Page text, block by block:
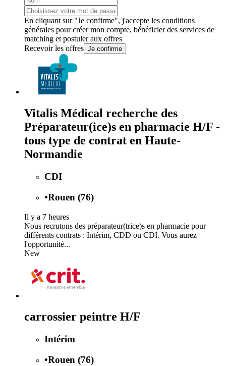
En cliquant sur "Je confirme", j'accepte les conditions
générales pour créer mon compte, bénéficier des services de
matching et postuler aux offres
Recevoir les offres Je confirme
Vitalis Médical recherche des
Préparateur(ice)s en pharmacie H/F -
tous type de contrat en Haute-
Normandie
CDI
•Rouen (76)
Il y a 7 heures
Nous recrutons des préparateur(trice)s en pharmacie pour
différents contrats : Intérim, CDD ou CDI. Vous aurez
l'opportunité...
New
carrossier peintre H/F
Intérim
•Rouen (76)